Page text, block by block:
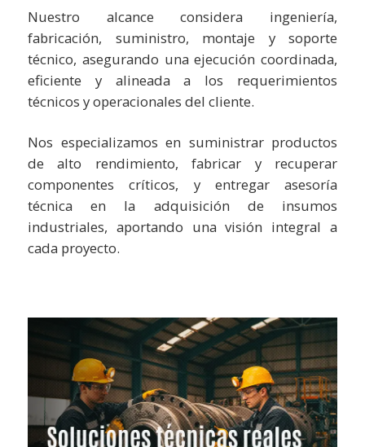
Nuestro alcance considera ingeniería,
fabricación, suministro, montaje y soporte
técnico, asegurando una ejecución coordinada,
eficiente y alineada a los requerimientos
técnicos y operacionales del cliente.
Nos especializamos en suministrar productos
de alto rendimiento, fabricar y recuperar
componentes críticos, y entregar asesoría
técnica en la adquisición de insumos
industriales, aportando una visión integral a
cada proyecto.